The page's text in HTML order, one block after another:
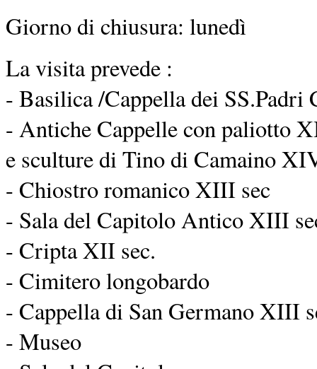
Giorno di chiusura: lunedì
La visita prevede :
- Basilica /Cappella dei
- Antiche Cappelle con paliotto
e sculture di Tino di Camaino
- Chiostro romanico XIII sec
- Sala del Capitolo Antico XIII
- Cripta XII sec.
- Cimitero longobardo
- Cappella di San Germano XIII
- Museo